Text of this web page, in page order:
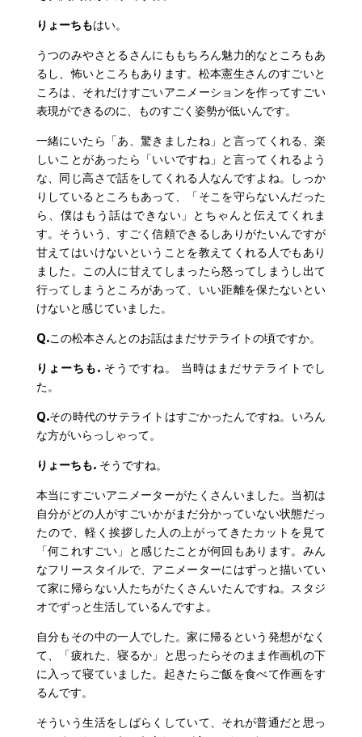
りょーちもはい。
うつのみやさとるさんにももちろん魅力的なところもあ
るし、怖いところもあります。松本憲生さんのすごいと
ころは、それだけすごいアニメーションを作ってすごい
表現ができるのに、ものすごく姿勢が低いんです。
一緒にいたら「あ、驚きましたね」と言ってくれる、楽
しいことがあったら「いいですね」と言ってくれるよう
な、同じ高さで話をしてくれる人なんですよね。しっか
りしているところもあって、「そこを守らないんだった
ら、僕はもう話はできない」とちゃんと伝えてくれま
す。そういう、すごく信頼できるしありがたいんですが
甘えてはいけないということを教えてくれる人でもあり
ました。この人に甘えてしまったら怒ってしまうし出て
行ってしまうところがあって、いい距離を保たないとい
けないと感じていました。
Q.この松本さんとのお話はまだサテライトの頃ですか。
りょーちも. そうですね。 当時はまだサテライトでし
た。
Q.その時代のサテライトはすごかったんですね。いろん
な方がいらっしゃって。
りょーちも. そうですね。
本当にすごいアニメーターがたくさんいました。当初は
自分がどの人がすごいかがまだ分かっていない状態だっ
たので、軽く挨拶した人の上がってきたカットを見て
「何これすごい」と感じたことが何回もあります。みん
なフリースタイルで、アニメーターにはずっと描いてい
て家に帰らない人たちがたくさんいたんですね。スタジ
オでずっと生活しているんですよ。
自分もその中の一人でした。家に帰るという発想がなく
て、「疲れた、寝るか」と思ったらそのまま作画机の下
に入って寝ていました。起きたらご飯を食べて作画をす
るんです。
そういう生活をしばらくしていて、それが普通だと思っ